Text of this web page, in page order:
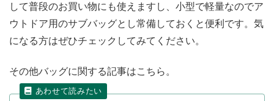
して普段のお買い物にも使えますし、小型で軽量なのでア
ウトドア用のサブバッグとし常備しておくと便利です。気
になる方はぜひチェックしてみてください。
その他バッグに関する記事はこちら。